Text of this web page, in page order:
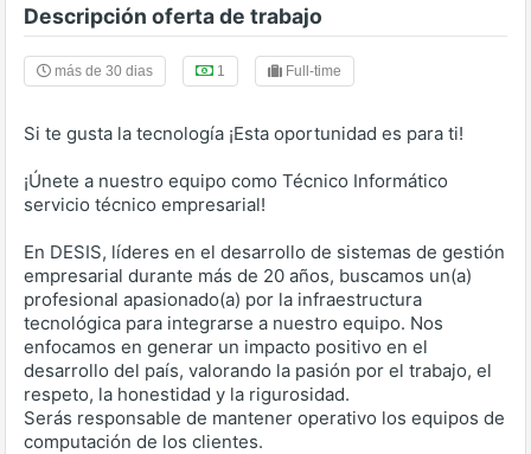
Descripción oferta de trabajo
más de 30 dias 1 Full-time
Si te gusta la tecnología ¡Esta oportunidad es para ti!
¡Únete a nuestro equipo como Técnico Informático
servicio técnico empresarial!
En DESIS, líderes en el desarrollo de sistemas de gestión
empresarial durante más de 20 años, buscamos un(a)
profesional apasionado(a) por la infraestructura
tecnológica para integrarse a nuestro equipo. Nos
enfocamos en generar un impacto positivo en el
desarrollo del país, valorando la pasión por el trabajo, el
respeto, la honestidad y la rigurosidad.
Serás responsable de mantener operativo los equipos de
computación de los clientes.